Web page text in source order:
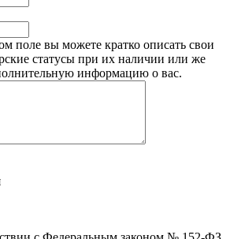
поле вы можете кратко описать свои
статусы при их наличии или же
информацию о вас.